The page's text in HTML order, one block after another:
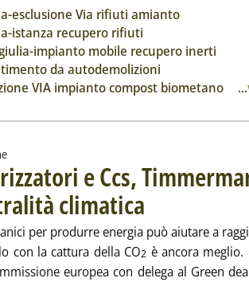
alla notizia
esclusione Via rifiuti amianto
istanza recupero rifiuti
impianto mobile recupero inerti
da autodemolizioni
VIA impianto compost biometano
...
e Ccs,
climatica
per produrre energia può aiutare a
con la cattura della CO2 è ancora meglio.
europea con delega al Green